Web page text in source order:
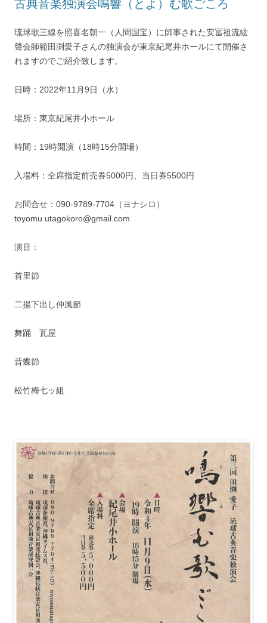
古典音楽独演会鳴響（とよ）む歌ごころ
琉球歌三線を照喜名朝一（人間国宝）に師事された安冨祖流絃
聲会師範田渕愛子さんの独演会が東京紀尾井ホールにて開催さ
れますのでご紹介致します。
日時：2022年11月9日（水）
場所：東京紀尾井小ホール
時間：19時開演（18時15分開場）
入場料：全席指定前売券5000円、当日券5500円
お問合せ：090-9789-7704（ヨナシロ）
toyomu.utagokoro@gmail.com
演目：
首里節
二揚下出し仲風節
舞踊 瓦屋
昔蝶節
松竹梅七ッ組